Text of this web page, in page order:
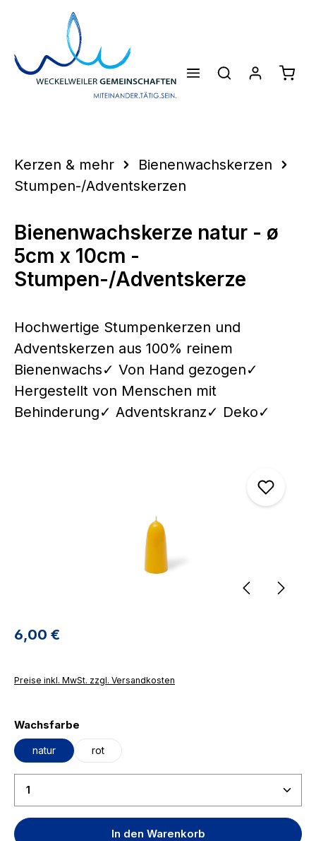
Zum Hauptinhalt springen
Kerzen & mehr
Bienenwachskerzen
Stumpen-/Adventskerzen
Bienenwachskerze natur - ø
5cm x 10cm -
Stumpen-/Adventskerze
Hochwertige Stumpenkerzen und
Adventskerzen aus 100% reinem
Bienenwachs✓ Von Hand gezogen✓
Hergestellt von Menschen mit
Behinderung✓ Adventskranz✓ Deko✓
Regulärer Preis:
6,00 €
Preise inkl. MwSt. zzgl. Versandkosten
Wachsfarbe
natur rot
Produkt Anzahl: Gib den gewünschten Wert ein
In den Warenkorb